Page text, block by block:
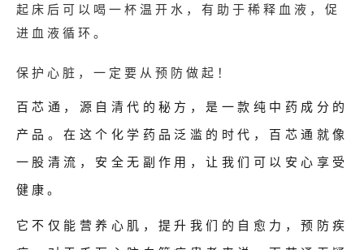
起床后可以喝一杯温开水，有助于稀释血液，促
进血液循环。
保护心脏，一定要从预防做起！
百芯通，源自清代的秘方，是一款纯中药成分的
产品。在这个化学药品泛滥的时代，百芯通就像
一股清流，安全无副作用，让我们可以安心享受
健康。
它不仅能营养心肌，提升我们的自愈力，预防疾